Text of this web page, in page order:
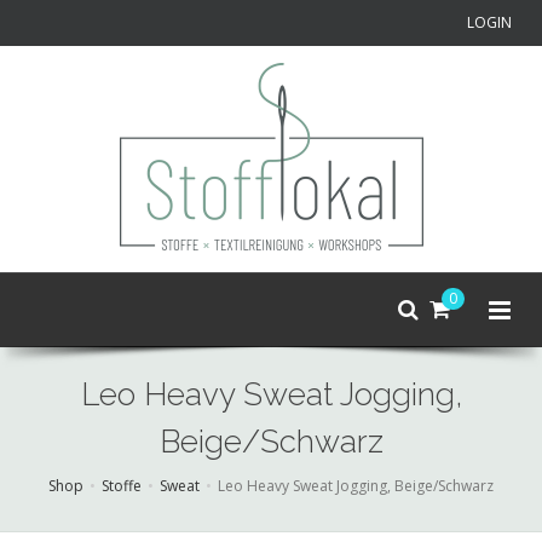
LOGIN
0
Leo Heavy Sweat Jogging,
Beige/Schwarz
Shop Stoffe Sweat Leo Heavy Sweat Jogging, Beige/Schwarz